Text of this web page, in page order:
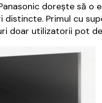
dorește să o
Primul cu
doar utilizatorii pot